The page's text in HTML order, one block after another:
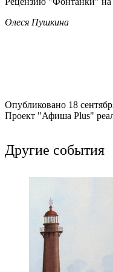
Олеся Пушкина
Опубликовано 18
Проект "Афиша Plus"
Другие события